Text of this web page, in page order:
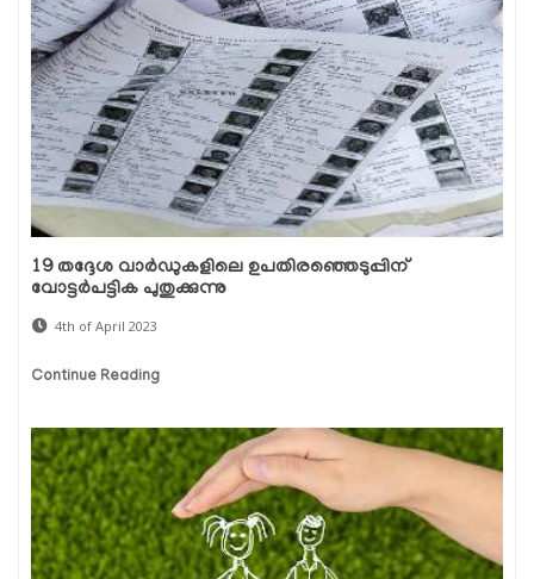
19 തദ്ദേശ വാർഡുകളിലെ ഉപതിരഞ്ഞെടുപ്പിന്
വോട്ടർപട്ടിക പുതുക്കുന്നു
4th of April 2023
Continue Reading